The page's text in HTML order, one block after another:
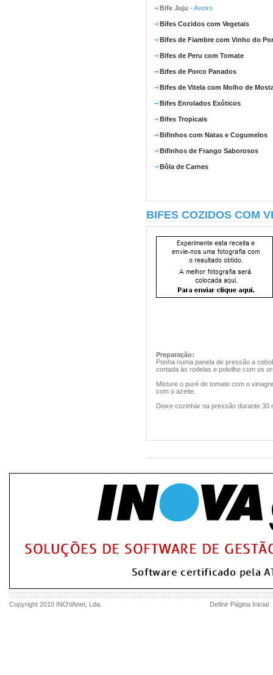
Bife Juju - Aveiro
Bifes Cozidos com Vegetais
Bifes de Fiambre com Vinho do
Bifes de Peru com Tomate
Bifes de Porco Panados
Bifes de Vitela com Molho de
Bifes Enrolados Exóticos
Bifes Tropicais
Bifinhos com Natas e Cogumelos
Bifinhos de Frango Saborosos
Bôla de Carnes
BIFES COZIDOS COM
Preparação:
Ponha numa panela de pressão a
cortada às rodelas e polvilhe com os
Misture o puré de tomate com o
com o azeite.
Deixe cozinhar na pressão durante 30
Copyright 2010 INOVAnet , Lda. Definir Página Inicial